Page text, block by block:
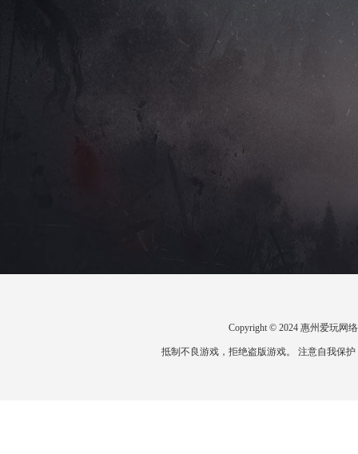
Copyright © 2024 惠州爱玩网
抵制不良游戏，拒绝盗版游戏。 注意自我保